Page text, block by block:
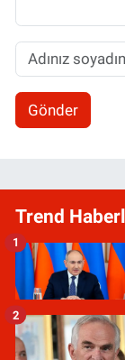
Gönder
Trend
1
2